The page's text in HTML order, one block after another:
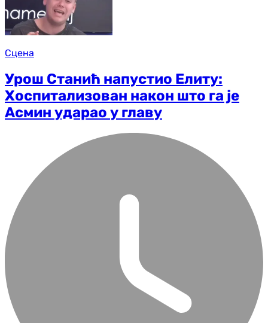
Сцена
Урош Станић напустио Елиту:
Хоспитализован након што га је
Асмин ударао у главу